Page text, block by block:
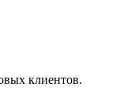
клиентов.